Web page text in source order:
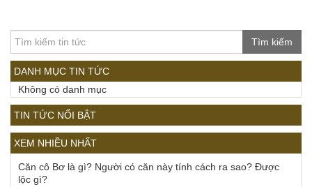
Tìm kiếm
DANH MỤC TIN TỨC
Không có danh mục
TIN TỨC NỔI BẬT
XEM NHIỀU NHẤT
Căn cô Bơ là gì? Người có căn này tính cách ra sao? Được
lộc gì?